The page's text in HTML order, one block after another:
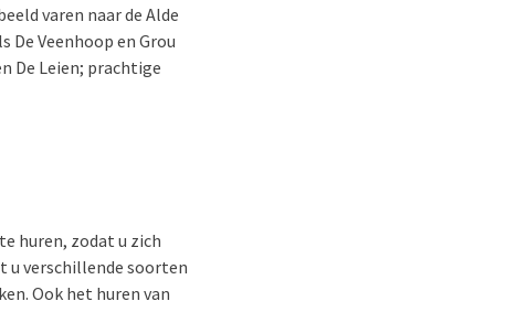
varen naar de Alde
Veenhoop en Grou
De Leien; prachtige
huren, zodat u zich
u verschillende soorten
Ook het huren van